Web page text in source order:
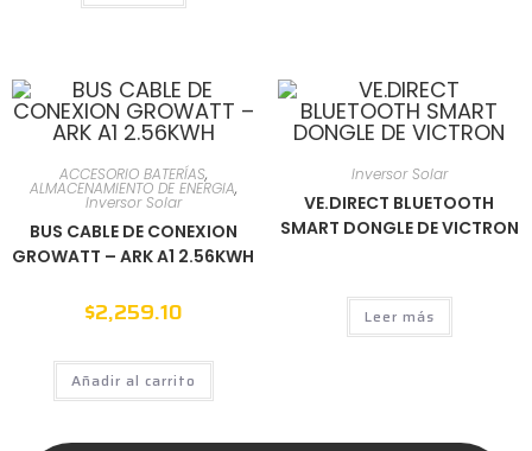
ACCESORIO BATERÍAS,
ALMACENAMIENTO DE ENERGIA,
Inversor Solar
BUS CABLE DE CONEXION
GROWATT – ARK A1 2.56KWH
$2,259.10
Añadir al carrito
Inversor Solar
VE.DIRECT BLUETOOTH
SMART DONGLE DE VICTRON
Leer más